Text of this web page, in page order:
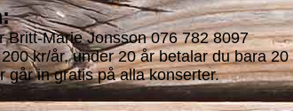
Britt-Marie Jonsson 076 782 8097
kr/år, under 20 år betalar du bara 20
går in gratis på alla konserter.